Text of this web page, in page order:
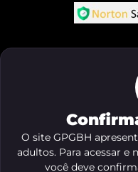
O site GPGBH
adultos. Para acessar e
você deve